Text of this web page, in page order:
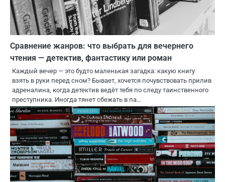
Сравнение жанров: что выбрать для вечернего
чтения — детектив, фантастику или роман
Каждый вечер — это будто маленькая загадка: какую книгу
взять в руки перед сном? Бывает, хочется почувствовать прилив
адреналина, когда детектив ведёт тебя по следу таинственного
преступника. Иногда тянет сбежать в па…